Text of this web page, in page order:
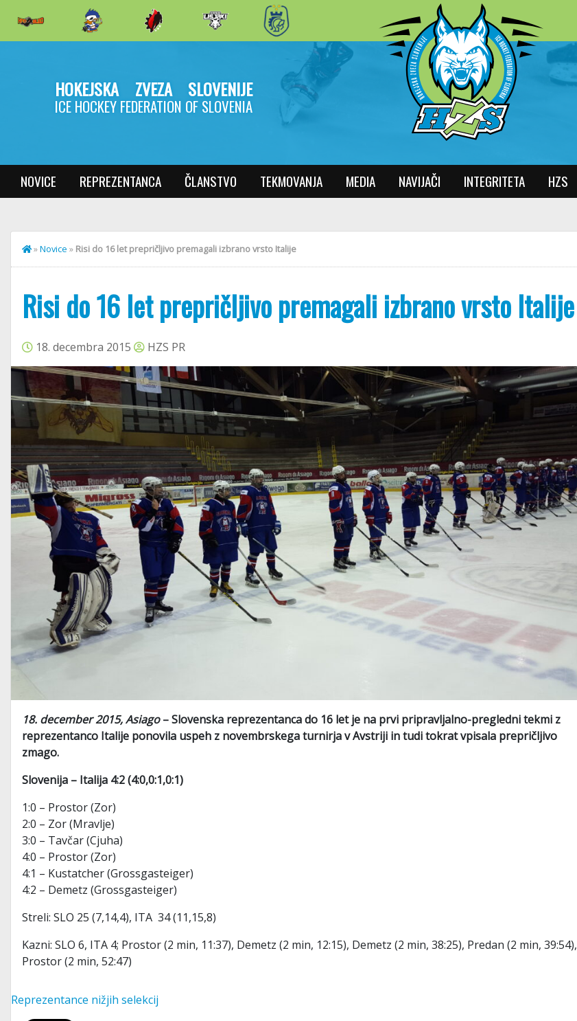
HOKEJSKA ZVEZA SLOVENIJE
ICE HOCKEY FEDERATION OF SLOVENIA
NOVICE REPREZENTANCA ČLANSTVO TEKMOVANJA MEDIA NAVIJAČI INTEGRITETA HZS
»Novice » Risi do 16 let prepričljivo premagali izbrano vrsto Italije
Risi do 16 let prepričljivo premagali izbrano vrsto Italije
18. decembra 2015 HZS PR
18. december 2015, Asiago– Slovenska reprezentanca do 16 let je na prvi pripravljalno-pregledni tekmi z
reprezentanco Italije ponovila uspeh z novembrskega turnirja v Avstriji in tudi tokrat vpisala prepričljivo
zmago.
Slovenija – Italija 4:2 (4:0,0:1,0:1)
1:0 – Prostor (Zor)
2:0 – Zor (Mravlje)
3:0 – Tavčar (Cjuha)
4:0 – Prostor (Zor)
4:1 – Kustatcher (Grossgasteiger)
4:2 – Demetz (Grossgasteiger)
Streli: SLO 25 (7,14,4), ITA 34 (11,15,8)
Kazni: SLO 6, ITA 4; Prostor (2 min, 11:37), Demetz (2 min, 12:15), Demetz (2 min, 38:25), Predan (2 min, 39:54),
Prostor (2 min, 52:47)
Reprezentance nižjih selekcij